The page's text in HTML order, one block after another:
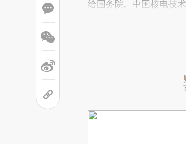
给国务院。中国核电技